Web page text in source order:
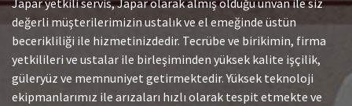
değerli müşterilerimizin ustalık ve el emeğinde üstün
becerikliliği ile hizmetinizdedir. Tecrübe ve birikimin, firma
yetkilileri ve ustalar ile birleşiminden yüksek kalite işçilik,
güleryüz ve memnuniyet getirmektedir. Yüksek teknoloji
ekipmanlarımız ile arızaları hızlı olarak tespit etmekte ve